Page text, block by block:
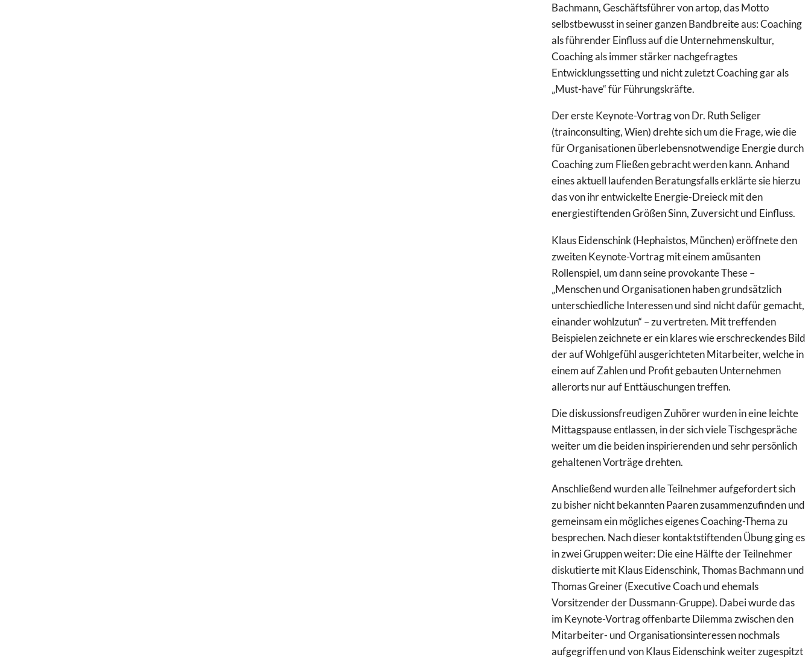
Bachmann, Geschäftsführer von artop, das Motto
selbstbewusst in seiner ganzen Bandbreite aus: Coaching
als führender Einfluss auf die Unternehmenskultur,
Coaching als immer stärker nachgefragtes
Entwicklungssetting und nicht zuletzt Coaching gar als
„Must-have“ für Führungskräfte.
Der erste Keynote-Vortrag von Dr. Ruth Seliger
(trainconsulting, Wien) drehte sich um die Frage, wie die
für Organisationen überlebensnotwendige Energie durch
Coaching zum Fließen gebracht werden kann. Anhand
eines aktuell laufenden Beratungsfalls erklärte sie hierzu
das von ihr entwickelte Energie-Dreieck mit den
energiestiftenden Größen Sinn, Zuversicht und Einfluss.
Klaus Eidenschink (Hephaistos, München) eröffnete den
zweiten Keynote-Vortrag mit einem amüsanten
Rollenspiel, um dann seine provokante These –
„Menschen und Organisationen haben grundsätzlich
unterschiedliche Interessen und sind nicht dafür gemacht,
einander wohlzutun“ – zu vertreten. Mit treffenden
Beispielen zeichnete er ein klares wie erschreckendes Bild
der auf Wohlgefühl ausgerichteten Mitarbeiter, welche in
einem auf Zahlen und Profit gebauten Unternehmen
allerorts nur auf Enttäuschungen treffen.
Die diskussionsfreudigen Zuhörer wurden in eine leichte
Mittagspause entlassen, in der sich viele Tischgespräche
weiter um die beiden inspirierenden und sehr persönlich
gehaltenen Vorträge drehten.
Anschließend wurden alle Teilnehmer aufgefordert sich
zu bisher nicht bekannten Paaren zusammenzufinden und
gemeinsam ein mögliches eigenes Coaching-Thema zu
besprechen. Nach dieser kontaktstiftenden Übung ging es
in zwei Gruppen weiter: Die eine Hälfte der Teilnehmer
diskutierte mit Klaus Eidenschink, Thomas Bachmann und
Thomas Greiner (Executive Coach und ehemals
Vorsitzender der Dussmann-Gruppe). Dabei wurde das
im Keynote-Vortrag offenbarte Dilemma zwischen den
Mitarbeiter- und Organisationsinteressen nochmals
aufgegriffen und von Klaus Eidenschink weiter zugespitzt